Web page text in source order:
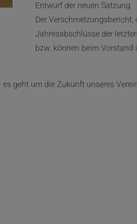
Entwurf der neuen Satzung.
Der
Jahresabschlüsse der
bzw. können beim Vorstand
geht um die Zukunft unseres